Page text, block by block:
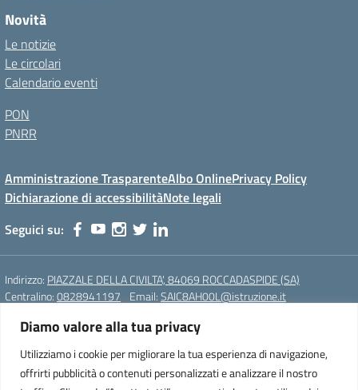
Diamo valore alla tua privacy
Utilizziamo i cookie per migliorare la tua esperienza di navigazione,
offrirti pubblicità o contenuti personalizzati e analizzare il nostro
Novità
Le notizie
Le circolari
Calendario eventi
PON
PNRR
Amministrazione TrasparenteAlbo OnlinePrivacy Policy
Dichiarazione di accessibilitàNote legali
Seguici su:
Indirizzo: PIAZZALE DELLA CIVILTA', 84069 ROCCADASPIDE (SA)
Centralino:0828941197 Email:SAIC8AH00L@istruzione.it
Istituto Comprensivo Statale di Roccadaspide (SA)